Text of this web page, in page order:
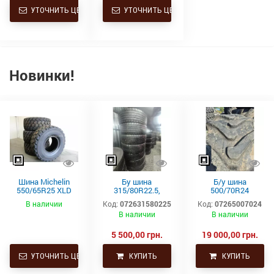
УТОЧНИТЬ ЦЕНУ УТОЧНИТЬ ЦЕНУ
Новинки!
Шина Michelin
550/65R25 XLD
182A2 L3 TL
В наличии
УТОЧНИТЬ ЦЕНУ
Бу шина
315/80R22.5,
315/80Р22.5,
315х80R22.5,
315.80R22.5
ведущая
Код: 072631580225
В наличии
5 500,00 грн.
КУПИТЬ
Б/у шина
500/70R24
(19.5L24)
Trelleborg
Код: 07265007024
В наличии
19 000,00 грн.
КУПИТЬ